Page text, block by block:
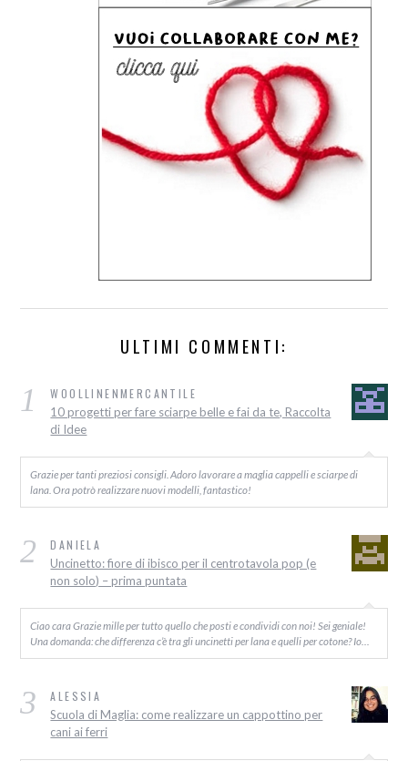
ULTIMI COMMENTI:
1 WOOLLINENMERCANTILE
10 progetti per fare sciarpe belle e fai da te, Raccolta
di Idee
Grazie per tanti preziosi consigli. Adoro lavorare a maglia cappelli e sciarpe di
lana. Ora potrò realizzare nuovi modelli, fantastico!
2 DANIELA
Uncinetto: fiore di ibisco per il centrotavola pop (e
non solo) – prima puntata
Ciao cara Grazie mille per tutto quello che posti e condividi con noi! Sei geniale!
Una domanda: che differenza c’è tra gli uncinetti per lana e quelli per cotone? Io…
3 ALESSIA
Scuola di Maglia: come realizzare un cappottino per
cani ai ferri